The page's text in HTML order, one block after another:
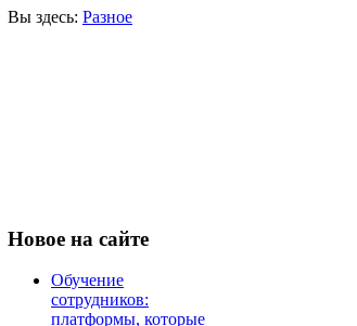
Вы здесь: Разное
Новое на сайте
Обучение
сотрудников:
платформы, которые